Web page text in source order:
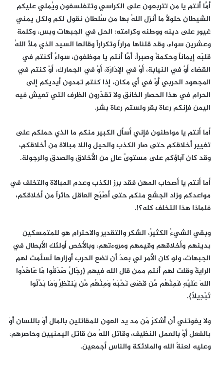
أمَّا أنتم يا من تتربعون على الكراسي وتتفلسفون ويُملي عليكم
الشيطان حلولاً ما أنزل اللهُ بها من سُلطان نقول لكم ولكل يمني
غيور على دينه ووطنه وكرامته: الحل في الجبهات وبس، وكلمة
وعشرين سواء، وقد قلناها مراراً وتكراراً وقالها السيد الذي ملأ اللهُ
قلبَه إيماناً وحكمةً وصبراً، أمَّا أنتم يا موظفون، سواءٌ أكنتم في
القضاء أَوْ في النيابة، أَوْ في الإدَارَة، أَوْ في الجمارك، أَوْ كنتم في
المجهود الحربي أَوْ في أي مكان، إذا كنتم تمدون أيديكم إلى
الحرام في هذا الحصار الخانق ولا تقدّرون الظرف التي تعيش فيه
اليمن فإنكم رعاة بقر ولستم رعاة بشر.
أما أنتم يا مواطنون فإني أسأل الكبير منكم ما الذي حملكم على
تغيير أخلاقكم حتى صار الكذب والحيل واللا مبالاة من أخلاقكم،
وقد كان آباؤكم على مستوىً عالٍ من الأخلاق والصدق والرجولة.
أما أنتم يا أصحاب المهن فقد برز الكذب وعدم المبالاة والتخلف في
مواعدكم وزاد الجشع منكم حتى أَصْبَح العاقل حائراً من أخلاقكم،
فلماذا هذا التخلف كله؟!.
وبقي الشيءُ الكثيرُ، الشكر والتقدير والاحترام هو للمتمسكين
بدينهم وأخلاقهم وقيمهم ومروءتهم، وبالأخص أُولئك الأبطال في
الجبهات، ولو كان الأمر لي بعدَ أن تضع الحرب أوزارها لَسلَّمت لهم
الرايةَ وقلت لهم أنتم ممن قال الله فيهم {رِجَالٌ صَدَقُوا مَا عَاهَدُوا
اللهَ عَلَيْهِ فَمِنْهُم مَّن قَضَى نَحْبَهُ وَمِنْهُم مَّن يَنتَظِرُ وَمَا بَدَّلُوا
تَبْدِيلاً}.
ولا يفوتني أن أشكرَ مَن مد يد العون للمقاتلين بالمال أَوْ باللسان أَوْ
بالفعل أَوْ بالعمل النظيف، وقاتل اللهُ من قاتل اليمنيين وحاصرهم،
وعليه لعنةُ الله والملائكة والناس أجمعين.